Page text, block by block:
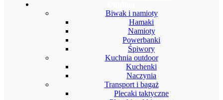
Biwak i namioty
Hamaki
Namioty
Powerbanki
Śpiwory
Kuchnia outdoor
Kuchenki
Naczynia
Transport i bagaż
Plecaki taktyczne